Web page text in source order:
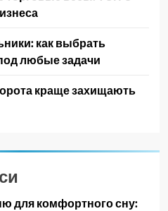
как выбрать
любые задачи
краще захищають
для комфортного сну: